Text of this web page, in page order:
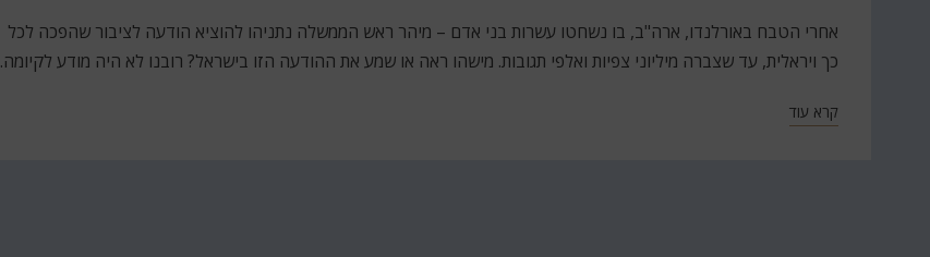
אחרי הטבח באורלנדו, ארה"ב, בו נשחטו עשרות בני אדם – מיהר ראש הממשלה נתניהו להוציא הודעה לציבור שהפכה לכל
כך ויראלית, עד שצברה מיליוני צפיות ואלפי תגובות. מישהו ראה או שמע את ההודעה הזו בישראל? רובנו לא היה מודע לקיומה.
קרא עוד